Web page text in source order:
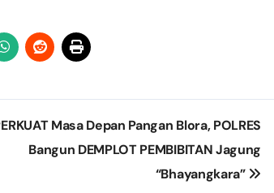
Masa Depan Pangan Blora, POLRES
Bangun DEMPLOT PEMBIBITAN Jagung
“Bhayangkara”